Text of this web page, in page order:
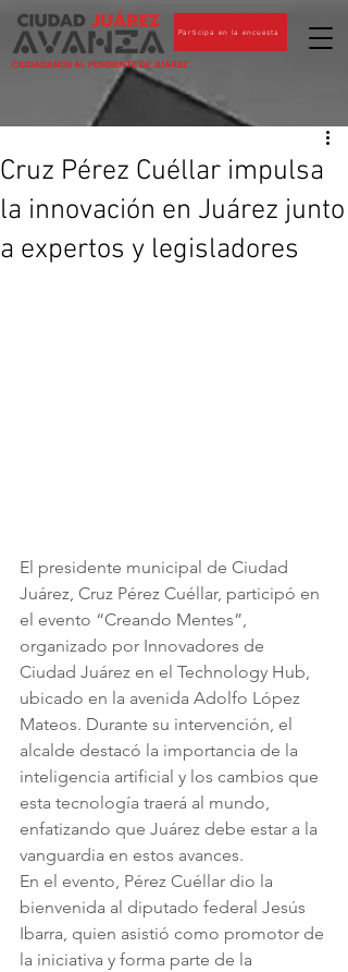
CIUDADANOS AL PENDIENTE DE JUÁREZ
Participa en la encuesta
Cruz Pérez Cuéllar impulsa
la innovación en Juárez junto
a expertos y legisladores
El presidente municipal de Ciudad
Juárez, Cruz Pérez Cuéllar, participó en
el evento “Creando Mentes”,
organizado por Innovadores de
Ciudad Juárez en el Technology Hub,
ubicado en la avenida Adolfo López
Mateos. Durante su intervención, el
alcalde destacó la importancia de la
inteligencia artificial y los cambios que
esta tecnología traerá al mundo,
enfatizando que Juárez debe estar a la
vanguardia en estos avances.
En el evento, Pérez Cuéllar dio la
bienvenida al diputado federal Jesús
Ibarra, quien asistió como promotor de
la iniciativa y forma parte de la